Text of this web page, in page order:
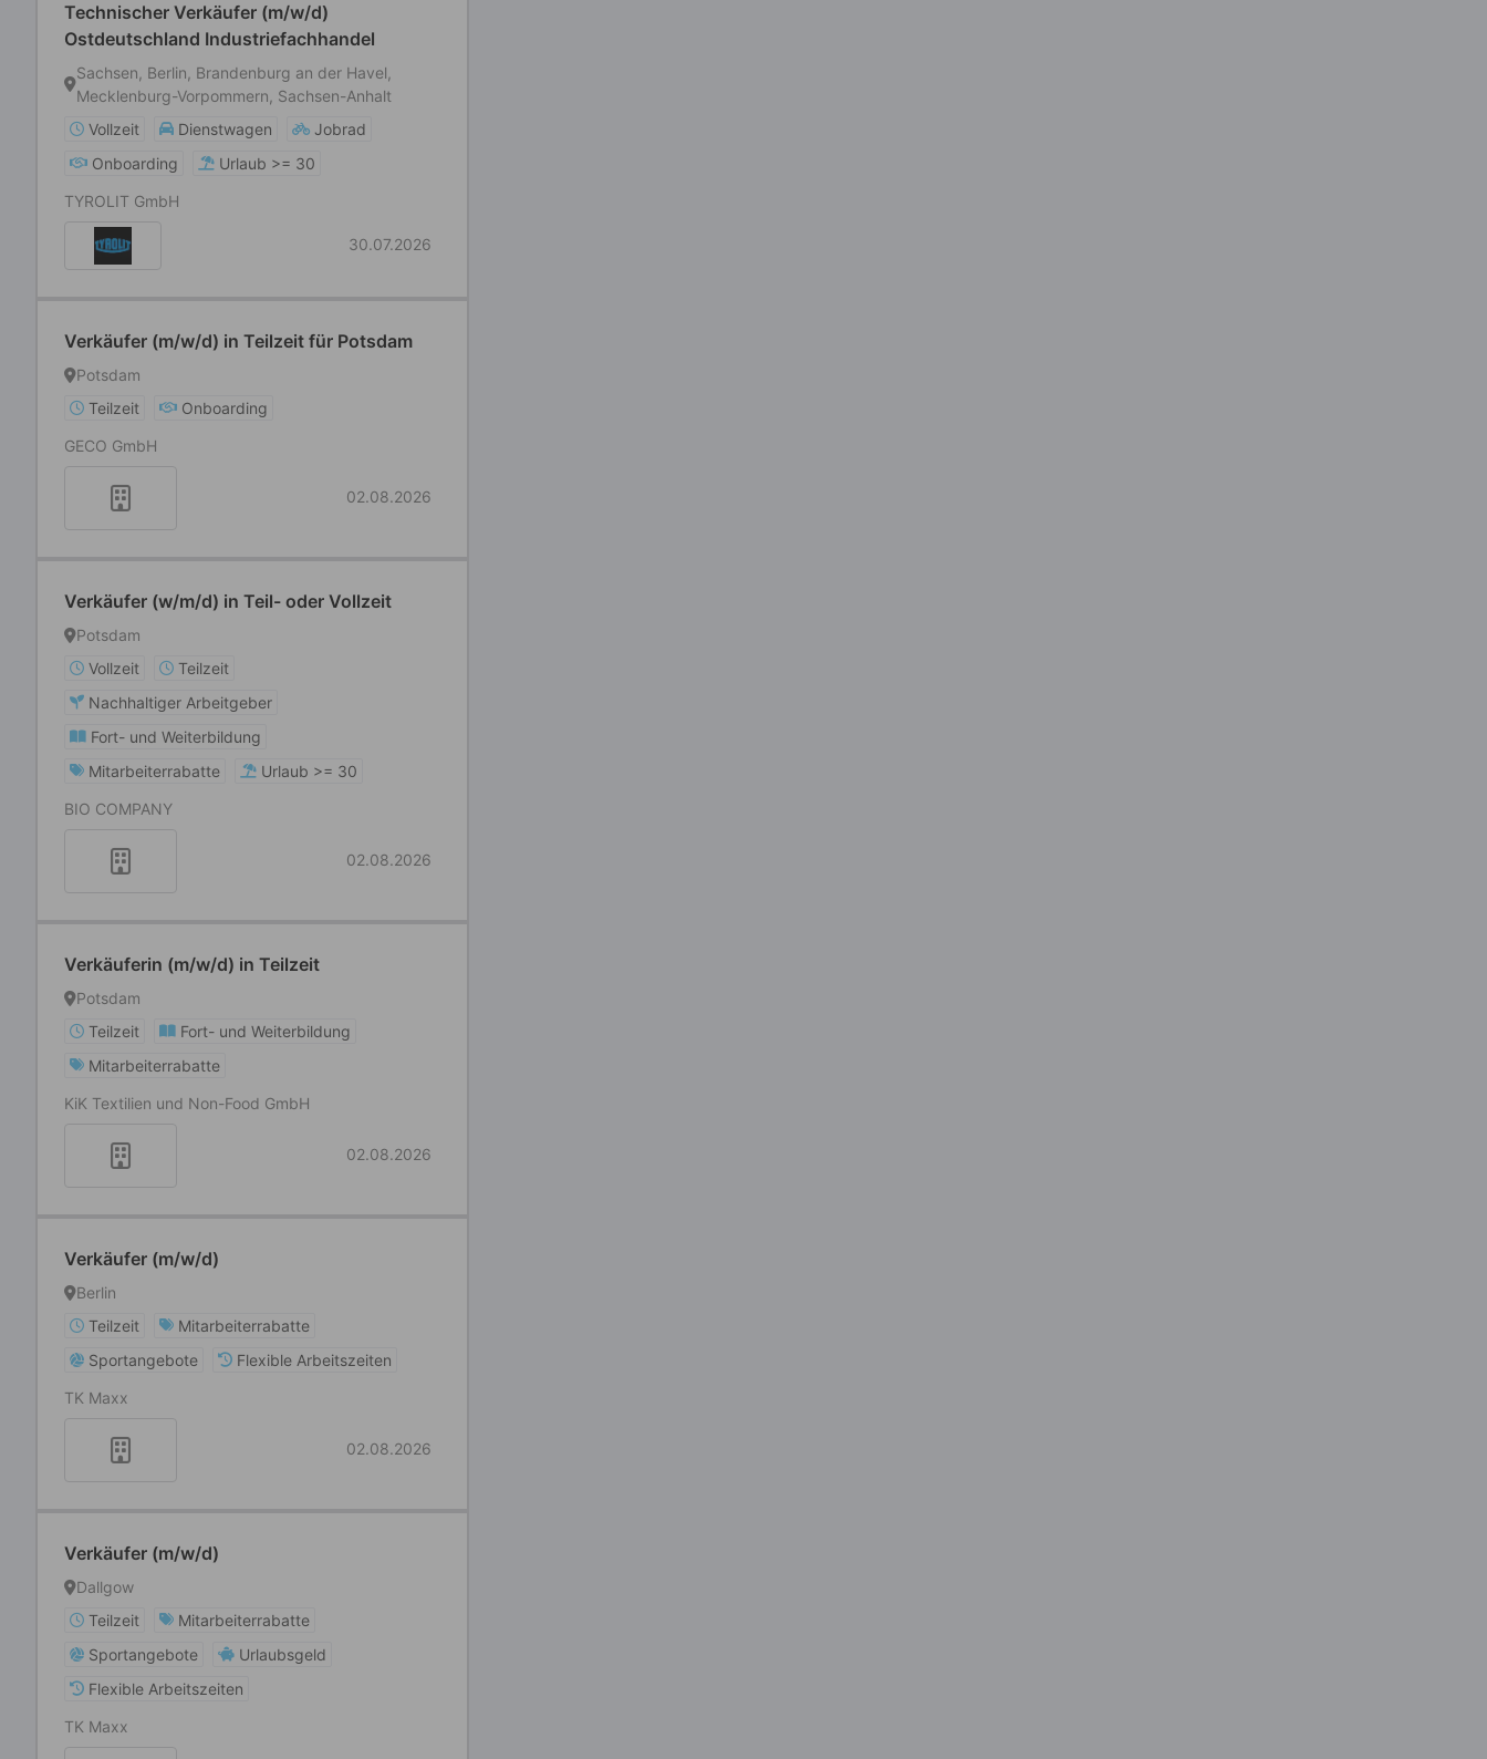
Technischer Verkäufer (m/w/d)
Ostdeutschland Industriefachhandel
Sachsen, Berlin, Brandenburg an der Havel,
Mecklenburg-Vorpommern, Sachsen-Anhalt
Vollzeit
Dienstwagen
Jobrad
Onboarding
Urlaub >= 30
TYROLIT GmbH
30.07.2026
Verkäufer (m/w/d) in Teilzeit für Potsdam
Potsdam
Teilzeit
Onboarding
GECO GmbH
02.08.2026
Verkäufer (w/m/d) in Teil- oder Vollzeit
Potsdam
Vollzeit
Teilzeit
Nachhaltiger Arbeitgeber
Fort- und Weiterbildung
Mitarbeiterrabatte
Urlaub >= 30
BIO COMPANY
02.08.2026
Verkäuferin (m/w/d) in Teilzeit
Potsdam
Teilzeit
Fort- und Weiterbildung
Mitarbeiterrabatte
KiK Textilien und Non-Food GmbH
02.08.2026
Verkäufer (m/w/d)
Berlin
Teilzeit
Mitarbeiterrabatte
Sportangebote
Flexible Arbeitszeiten
TK Maxx
02.08.2026
Verkäufer (m/w/d)
Dallgow
Teilzeit
Mitarbeiterrabatte
Sportangebote
Urlaubsgeld
Flexible Arbeitszeiten
TK Maxx